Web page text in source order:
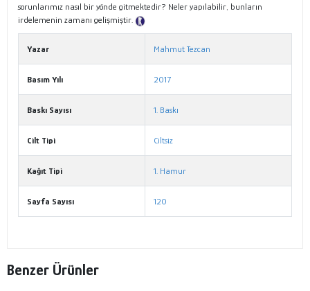
sorunlarımız nasıl bir yönde gitmektedir? Neler yapılabilir, bunların
irdelemenin zamanı gelişmiştir.
Yazar Mahmut Tezcan
Basım Yılı 2017
Baskı Sayısı 1. Baskı
Cilt Tipi Ciltsiz
Kağıt Tipi 1. Hamur
Sayfa Sayısı 120
Benzer Ürünler